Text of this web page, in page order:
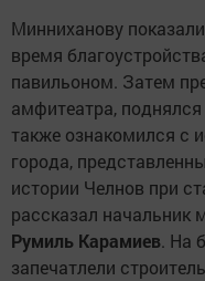
Минниханову
время
павильоном. Затем
амфитеатра,
также ознакомился с
города,
истории Челнов при
рассказал начальник
Румиль Карамиев. На
запечатлели